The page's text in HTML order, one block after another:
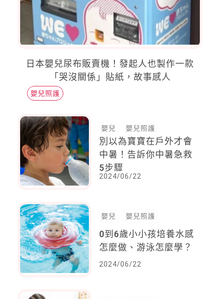
日本嬰兒尿布販賣機！發起人也製作一款
「哭沒關係」貼紙，故事感人
嬰兒照護
嬰兒 嬰兒照護
別以為寶寶在戶外才會
中暑！告訴你中暑急救
5步驟
2024/06/22
嬰兒 嬰兒照護
0到6歲小小孩培養水感
怎麼做、游泳怎麼學？
2024/06/22